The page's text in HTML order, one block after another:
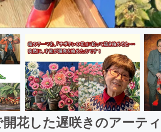
花した遅咲きのアーテ